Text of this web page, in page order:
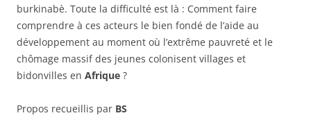
burkinabè. Toute la difficulté est là : Comment faire
comprendre à ces acteurs le bien fondé de l’aide au
développement au moment où l’extrême pauvreté et le
chômage massif des jeunes colonisent villages et
bidonvilles en Afrique ?
Propos recueillis par BS